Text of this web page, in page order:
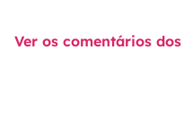
Ver os comentários